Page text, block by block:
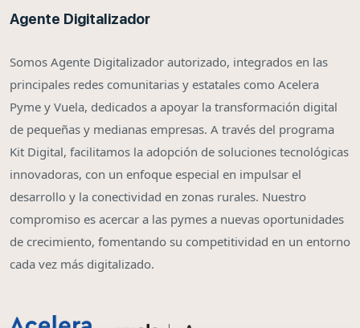
Agente Digitalizador
Somos Agente Digitalizador autorizado, integrados en las
principales redes comunitarias y estatales como Acelera
Pyme y Vuela, dedicados a apoyar la transformación digital
de pequeñas y medianas empresas. A través del programa
Kit Digital, facilitamos la adopción de soluciones tecnológicas
innovadoras, con un enfoque especial en impulsar el
desarrollo y la conectividad en zonas rurales. Nuestro
compromiso es acercar a las pymes a nuevas oportunidades
de crecimiento, fomentando su competitividad en un entorno
cada vez más digitalizado.